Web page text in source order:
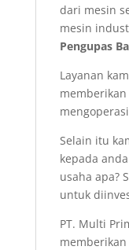
dari mesin
mesin
Pengupas
Layanan
Selain itu
kepada
usaha apa?
untuk
PT. Multi